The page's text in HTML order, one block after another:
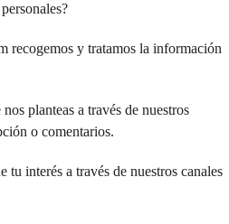
recogemos y tratamos la información
planteas a través de nuestros
o comentarios.
tu interés a través de nuestros canales